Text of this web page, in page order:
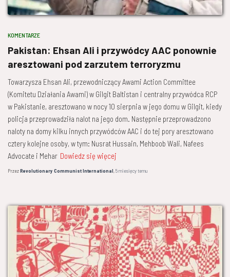
KOMENTARZE
Pakistan: Ehsan Ali i przywódcy AAC ponownie
aresztowani pod zarzutem terroryzmu
Towarzysza Ehsan Ali, przewodniczący Awami Action Committee
(Komitetu Działania Awami) w Gilgit Baltistan i centralny przywódca RCP
w Pakistanie, aresztowano w nocy 10 sierpnia w jego domu w Gilgit, kiedy
policja przeprowadziła nalot na jego dom. Następnie przeprowadzono
naloty na domy kilku innych przywódców AAC i do tej pory aresztowano
cztery kolejne osoby, w tym: Nusrat Hussain, Mehboob Wali, Nafees
Advocate i Mehar Dowiedz się więcej
PrzezRevolutionary Communist International,5 miesięcytemu